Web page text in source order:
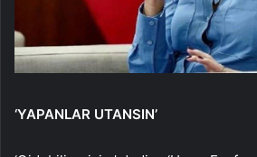
‘YAPANLAR UTANSIN’